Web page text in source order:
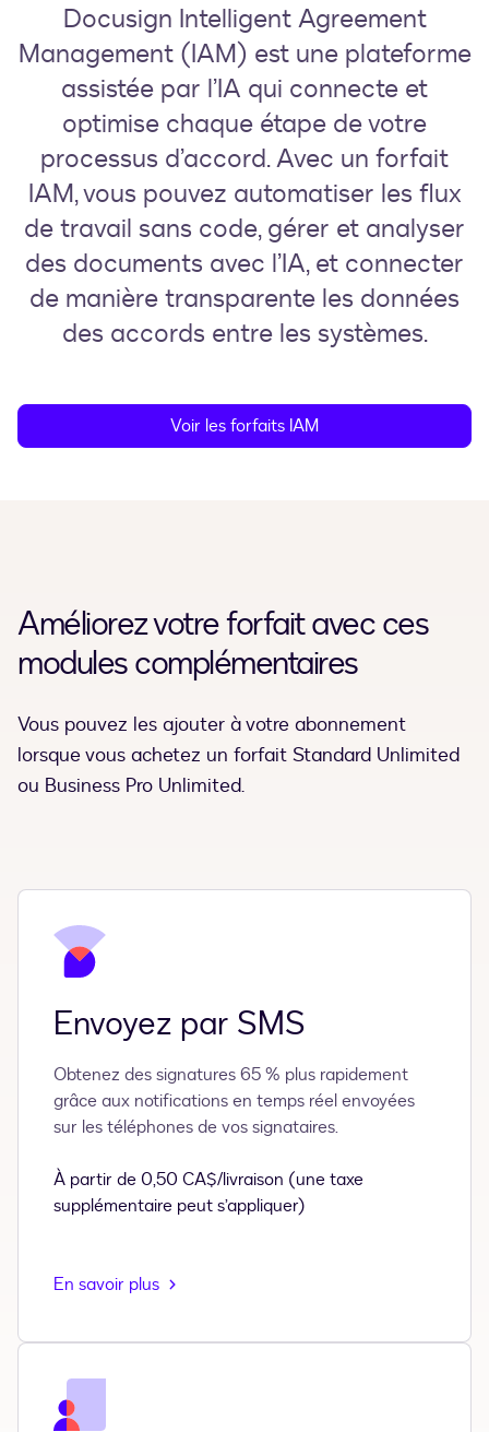
Docusign Intelligent Agreement
Management (IAM) est une plateforme
assistée par l’IA qui connecte et
optimise chaque étape de votre
processus d’accord. Avec un forfait
IAM, vous pouvez automatiser les flux
de travail sans code, gérer et analyser
des documents avec l’IA, et connecter
de manière transparente les données
des accords entre les systèmes.
Voir les forfaits IAM
Améliorez votre forfait avec ces
modules complémentaires
Vous pouvez les ajouter à votre abonnement
lorsque vous achetez un forfait Standard Unlimited
ou Business Pro Unlimited.
Envoyez par SMS
Obtenez des signatures 65 % plus rapidement
grâce aux notifications en temps réel envoyées
sur les téléphones de vos signataires.
À partir de 0,50 CA$/livraison (une taxe
supplémentaire peut s’appliquer)
En savoir plus